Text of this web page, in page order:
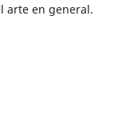
arte en general.